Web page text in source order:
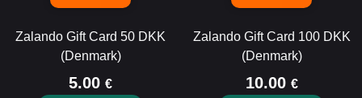
Zalando Gift Card 50 DKK
(Denmark)
5.00 €
Zalando Gift Card 100 DKK
(Denmark)
10.00 €